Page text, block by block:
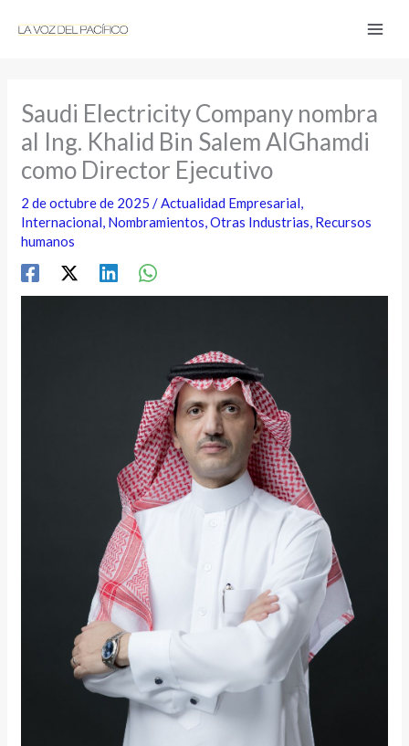
Saudi Electricity Company nombra
al Ing. Khalid Bin Salem AlGhamdi
como Director Ejecutivo
2 de octubre de 2025/Actualidad Empresarial,
Internacional, Nombramientos,Otras Industrias, Recursos
humanos